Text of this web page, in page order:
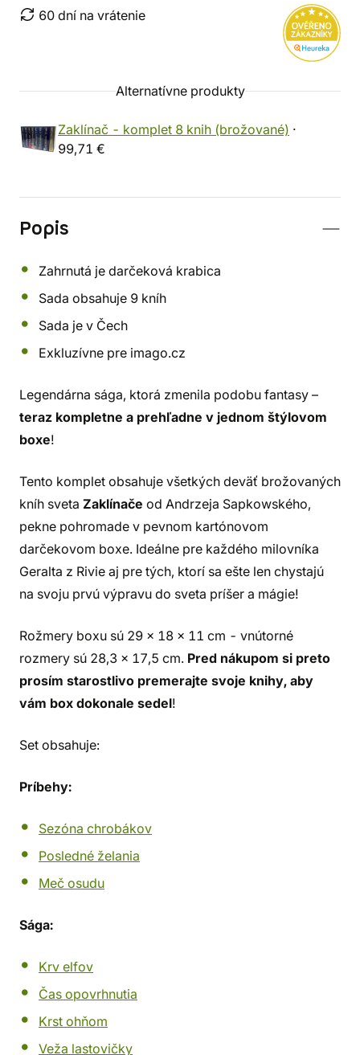
60 dní na vrátenie
Alternatívne produkty
Zaklínač - komplet 8 knih (brožované) ·
99,71 €
Popis
Zahrnutá je darčeková krabica
Sada obsahuje 9 kníh
Sada je v Čech
Exkluzívne pre imago.cz
Legendárna sága, ktorá zmenila podobu fantasy –
teraz kompletne a prehľadne v jednom štýlovom
boxe!
Tento komplet obsahuje všetkých deväť brožovaných
kníh sveta Zaklínače od Andrzeja Sapkowského,
pekne pohromade v pevnom kartónovom
darčekovom boxe. Ideálne pre každého milovníka
Geralta z Rivie aj pre tých, ktorí sa ešte len chystajú
na svoju prvú výpravu do sveta príšer a mágie!
Rožmery boxu sú 29 x 18 x 11 cm - vnútorné
rozmery sú 28,3 x 17,5 cm. Pred nákupom si preto
prosím starostlivo premerajte svoje knihy, aby
vám box dokonale sedel!
Set obsahuje:
Príbehy:
Sezóna chrobákov
Posledné želania
Meč osudu
Sága:
Krv elfov
Čas opovrhnutia
Krst ohňom
Veža lastovičky